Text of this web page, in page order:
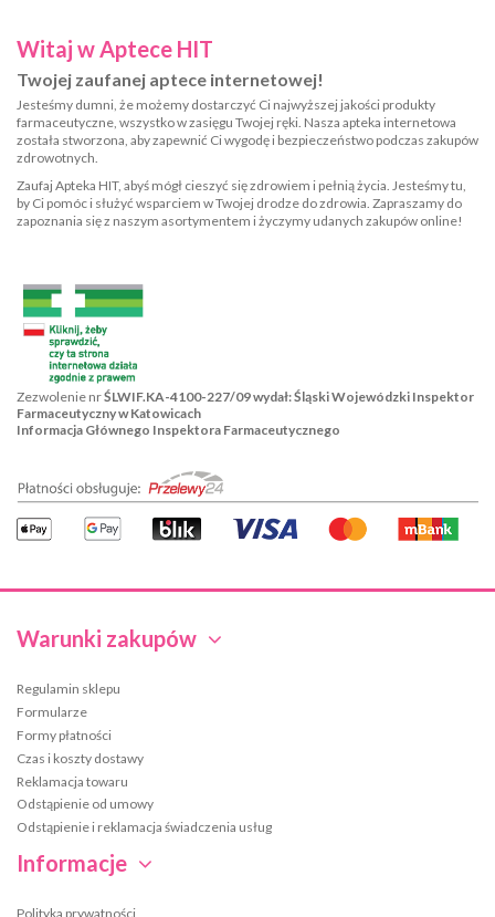
Warunki zakupów
Regulamin sklepu
Formularze
Formy płatności
Czas i koszty dostawy
Reklamacja towaru
Odstąpienie od umowy
Odstąpienie i reklamacja świadczenia usług
Informacje
Polityka prywatności
Witaj w Aptece HIT
Twojej zaufanej aptece internetowej!
Jesteśmy dumni, że możemy dostarczyć Ci najwyższej jakości produkty
farmaceutyczne, wszystko w zasięgu Twojej ręki. Nasza apteka internetowa
została stworzona, aby zapewnić Ci wygodę i bezpieczeństwo podczas zakupów
zdrowotnych.
Zaufaj Apteka HIT, abyś mógł cieszyć się zdrowiem i pełnią życia. Jesteśmy tu,
by Ci pomóc i służyć wsparciem w Twojej drodze do zdrowia. Zapraszamy do
zapoznania się z naszym asortymentem i życzymy udanych zakupów online!
Zezwolenie nrŚLWIF.KA-4100-227/09 wydał: Śląski Wojewódzki Inspektor
Farmaceutyczny w Katowicach
Informacja Głównego Inspektora Farmaceutycznego